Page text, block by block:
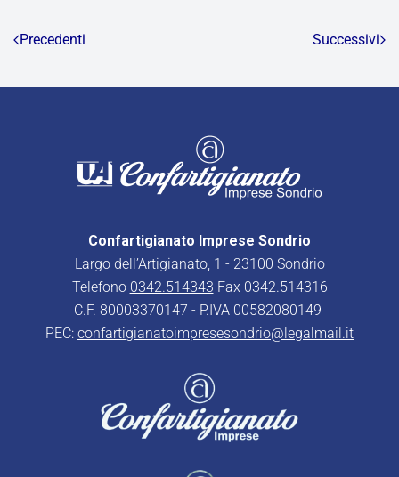
Precedenti Successivi
Confartigianato Imprese Sondrio
Largo dell’Artigianato, 1 - 23100 Sondrio
Telefono 0342.514343 Fax 0342.514316
C.F. 80003370147 - P.IVA 00582080149
PEC: confartigianatoimpresesondrio@legalmail.it